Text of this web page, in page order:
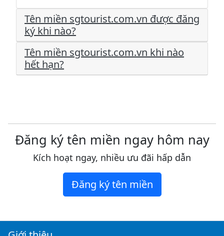
Tên miền sgtourist.com.vn được đăng
ký khi nào?
Tên miền sgtourist.com.vn khi nào
hết hạn?
Đăng ký tên miền ngay hôm nay
Kích hoạt ngay, nhiều ưu đãi hấp dẫn
Đăng ký tên miền